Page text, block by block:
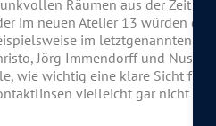
Räumen aus der Zeit
im neuen Atelier 13 würden
im letztgenannten
Jörg Immendorff und Nuss
wie wichtig eine klare Sicht für
vielleicht gar nicht